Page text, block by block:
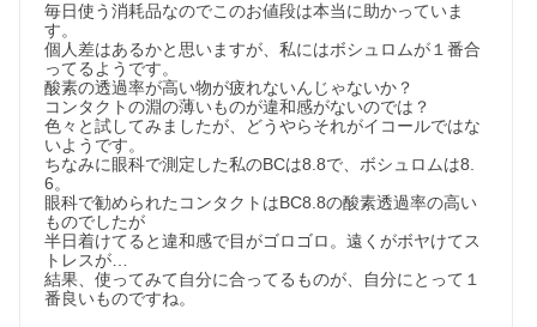
毎日使う消耗品なのでこのお値段は本当に助かっていま
す。
個人差はあるかと思いますが、私にはボシュロムが１番合
ってるようです。
酸素の透過率が高い物が疲れないんじゃないか？
コンタクトの淵の薄いものが違和感がないのでは？
色々と試してみましたが、どうやらそれがイコールではな
いようです。
ちなみに眼科で測定した私のBCは8.8で、ボシュロムは8.
6。
眼科で勧められたコンタクトはBC8.8の酸素透過率の高い
ものでしたが
半日着けてると違和感で目がゴロゴロ。遠くがボヤけてス
トレスが…
結果、使ってみて自分に合ってるものが、自分にとって１
番良いものですね。